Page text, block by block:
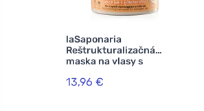
laSaponaria
Reštrukturalizačná
maska na vlasy s
fytokeratínom (200 ml)
13,96 €